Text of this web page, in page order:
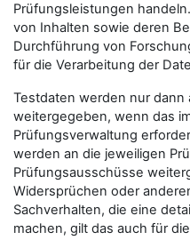
Prüfungsleistungen
von Inhalten sowie deren
Durchführung von
für die Verarbeitung der
Testdaten werden nur dann
weitergegeben, wenn das
Prüfungsverwaltung
werden an die jeweiligen
Prüfungsausschüsse
Widersprüchen oder
Sachverhalten, die eine
machen, gilt das auch für